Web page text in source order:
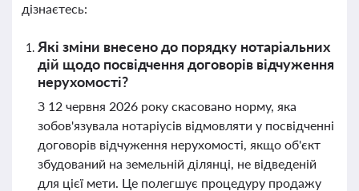
дізнаєтесь:
Які зміни внесено до порядку нотаріальних
дій щодо посвідчення договорів відчуження
нерухомості?
З 12 червня 2026 року скасовано норму, яка
зобов'язувала нотаріусів відмовляти у посвідченні
договорів відчуження нерухомості, якщо об'єкт
збудований на земельній ділянці, не відведеній
для цієї мети. Це полегшує процедуру продажу